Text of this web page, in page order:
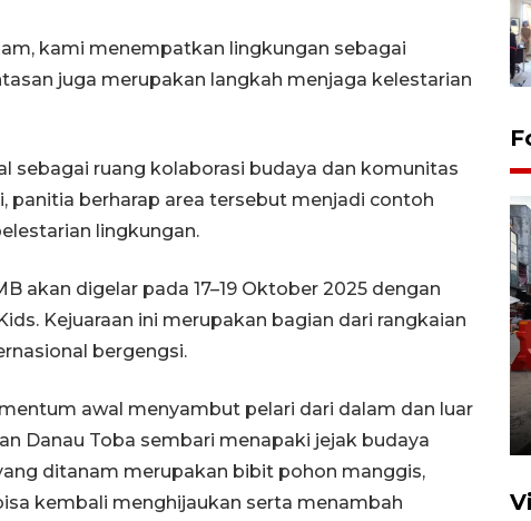
kami menempatkan lingkungan sebagai
juga merupakan langkah menjaga kelestarian
sebagai ruang kolaborasi budaya dan komunitas
panitia berharap area tersebut menjadi contoh
lingkungan.
akan digelar pada 17–19 Oktober 2025 dengan
Kejuaraan ini merupakan bagian dari rangkaian
bergengsi.
awal menyambut pelari dari dalam dan luar
Danau Toba sembari menapaki jejak budaya
ditanam merupakan bibit pohon manggis,
kembali menghijaukan serta menambah
Sumut